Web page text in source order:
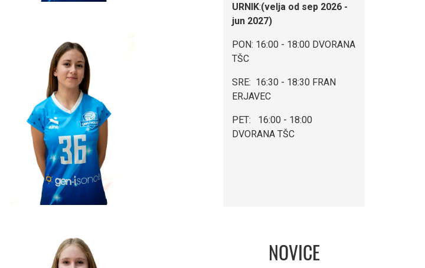
URNIK:(velja od sep 2026 -
jun 2027)
PON: 16:00 - 18:00 DVORANA
TŠC
SRE: 16:30 - 18:30 FRAN
ERJAVEC
PET: 16:00 - 18:00
DVORANA TŠC
NOVICE